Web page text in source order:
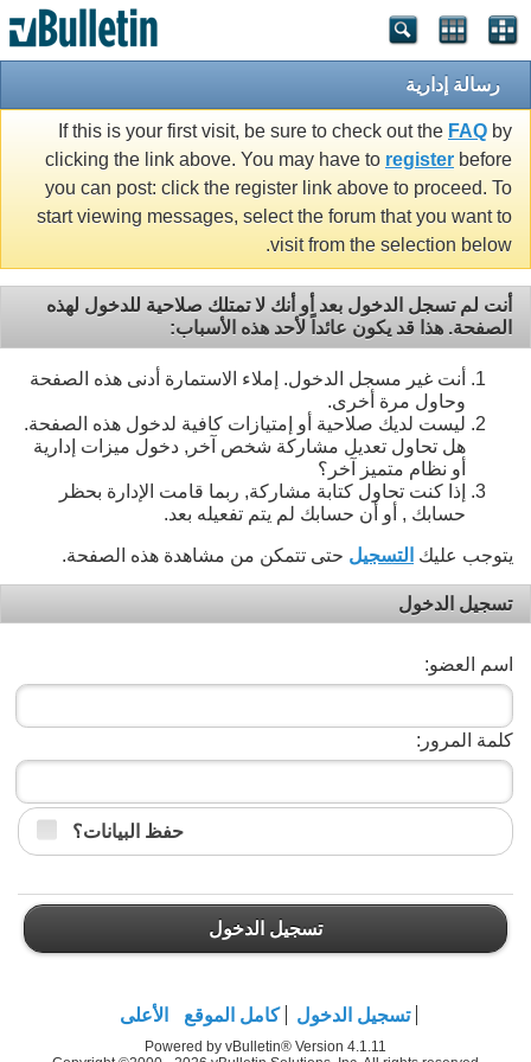
رسالة إدارية
If this is your first visit, be sure to check out the FAQ by
clicking the link above. You may have to register before
you can post: click the register link above to proceed. To
start viewing messages, select the forum that you want to
visit from the selection below.
أنت لم تسجل الدخول بعد أو أنك لا تمتلك صلاحية للدخول لهذه
الصفحة. هذا قد يكون عائداً لأحد هذه الأسباب:
أنت غير مسجل الدخول. إملاء الاستمارة أدنى هذه الصفحة
وحاول مرة أخرى.
ليست لديك صلاحية أو إمتيازات كافية لدخول هذه الصفحة.
هل تحاول تعديل مشاركة شخص آخر, دخول ميزات إدارية
أو نظام متميز آخر؟
إذا كنت تحاول كتابة مشاركة, ربما قامت الإدارة بحظر
حسابك , أو أن حسابك لم يتم تفعيله بعد.
يتوجب عليك التسجيل حتى تتمكن من مشاهدة هذه الصفحة.
تسجيل الدخول
اسم العضو:
كلمة المرور:
حفظ البيانات؟
تسجيل الدخول
تسجيل الدخول كامل الموقع الأعلى
Powered by vBulletin® Version 4.1.11